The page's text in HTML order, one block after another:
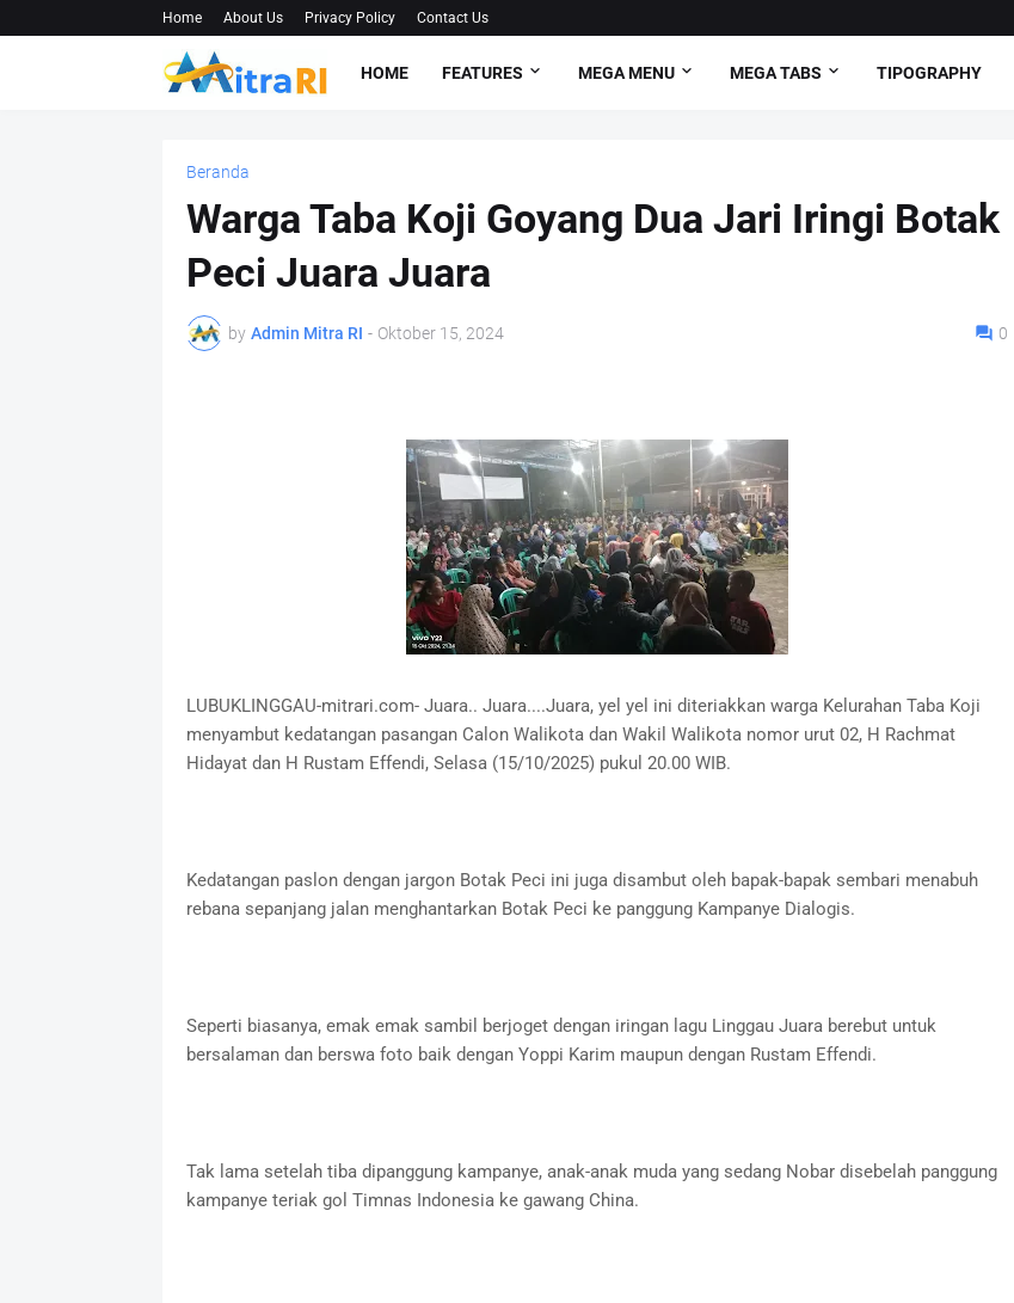
Home About Us Privacy Policy Contact Us
HOME FEATURES MEGA MENU MEGA TABS TIPOGRAPHY
Beranda
Warga Taba Koji Goyang Dua Jari Iringi Botak
Peci Juara Juara
by Admin Mitra RI - Oktober 15, 2024 0
LUBUKLINGGAU-mitrari.com- Juara.. Juara....Juara, yel yel ini diteriakkan warga Kelurahan Taba Koji
menyambut kedatangan pasangan Calon Walikota dan Wakil Walikota nomor urut 02, H Rachmat
Hidayat dan H Rustam Effendi, Selasa (15/10/2025) pukul 20.00 WIB.
Kedatangan paslon dengan jargon Botak Peci ini juga disambut oleh bapak-bapak sembari menabuh
rebana sepanjang jalan menghantarkan Botak Peci ke panggung Kampanye Dialogis.
Seperti biasanya, emak emak sambil berjoget dengan iringan lagu Linggau Juara berebut untuk
bersalaman dan berswa foto baik dengan Yoppi Karim maupun dengan Rustam Effendi.
Tak lama setelah tiba dipanggung kampanye, anak-anak muda yang sedang Nobar disebelah panggung
kampanye teriak gol Timnas Indonesia ke gawang China.